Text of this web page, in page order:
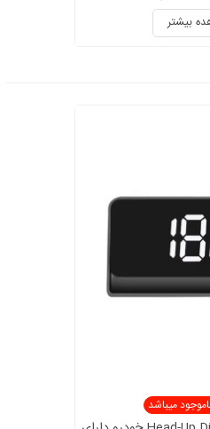
بیشتر
میباشد